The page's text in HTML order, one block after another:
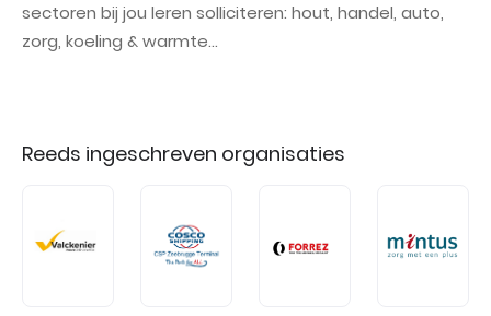
sectoren bij jou leren solliciteren: hout, handel, auto,
zorg, koeling & warmte...
Reeds ingeschreven organisaties